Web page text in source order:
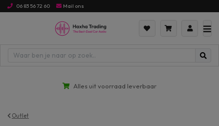
06 83 56 72 60 Mail ons
Alles uit voorraad leverbaar
Outlet